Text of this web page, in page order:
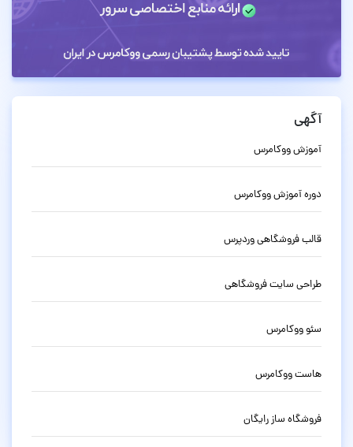
آگهی
آموزش ووکامرس
دوره آموزش ووکامرس
قالب فروشگاهی وردپرس
طراحی سایت فروشگاهی
سئو ووکامرس
هاست ووکامرس
فروشگاه ساز رایگان